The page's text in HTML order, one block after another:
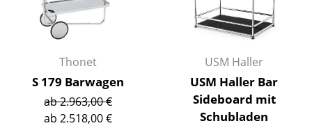
... alle Betten
Uhren
Spiegel
Thonet
S 179 Barwagen
ab 2.963,00 €
ab 2.518,00 €
USM Haller
USM Haller Bar
Sideboard mit
Schubladen